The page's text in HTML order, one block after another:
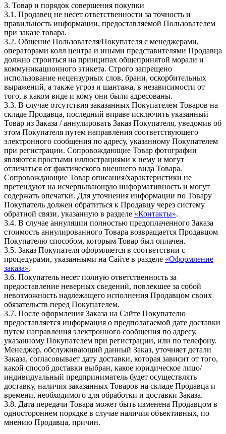
3. Товар и порядок совершения покупки
3.1. Продавец не несет ответственности за точность и
правильность информации, предоставляемой Пользователем
при заказе товара.
3.2. Общение Пользователя/Покупателя с менеджерами,
операторами колл центра и иными представителями Продавца
должно строиться на принципах общепринятой морали и
коммуникационного этикета. Строго запрещено
использование нецензурных слов, брани, оскорбительных
выражений, а также угроз и шантажа, в независимости от
того, в каком виде и кому они были адресованы.
3.3. В случае отсутствия заказанных Покупателем Товаров на
складе Продавца, последний вправе исключить указанный
Товар из Заказа / аннулировать Заказ Покупателя, уведомив об
этом Покупателя путем направления соответствующего
электронного сообщения по адресу, указанному Покупателем
при регистрации. Сопровождающие Товар фотографии
являются простыми иллюстрациями к нему и могут
отличаться от фактического внешнего вида Товара.
Сопровождающие Товар описания/характеристики не
претендуют на исчерпывающую информативность и могут
содержать опечатки. Для уточнения информации по Товару
Покупатель должен обратиться к Продавцу через систему
обратной связи, указанную в разделе «Контакты».
3.4. В случае аннуляции полностью предоплаченного Заказа
стоимость аннулированного Товара возвращается Продавцом
Покупателю способом, которым Товар был оплачен.
3.5. Заказ Покупателя оформляется в соответствии с
процедурами, указанными на Сайте в разделе «Оформление
заказа».
3.6. Покупатель несет полную ответственность за
предоставление неверных сведений, повлекшее за собой
невозможность надлежащего исполнения Продавцом своих
обязательств перед Покупателем.
3.7. После оформления Заказа на Сайте Покупателю
предоставляется информация о предполагаемой дате доставки
путем направления электронного сообщения по адресу,
указанному Покупателем при регистрации, или по телефону.
Менеджер, обслуживающий данный Заказ, уточняет детали
Заказа, согласовывает дату доставки, которая зависит от того,
какой способ доставки выбран, какое юридическое лицо/
индивидуальный предприниматель будет осуществлять
доставку, наличия заказанных Товаров на складе Продавца и
времени, необходимого для обработки и доставки Заказа.
3.8. Дата передачи Товара может быть изменена Продавцом в
одностороннем порядке в случае наличия объективных, по
мнению Продавца, причин.